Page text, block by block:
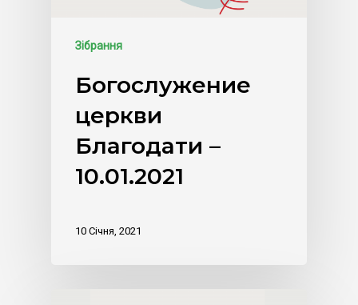
Зібрання
Богослужение
церкви
Благодати –
10.01.2021
10 Січня, 2021